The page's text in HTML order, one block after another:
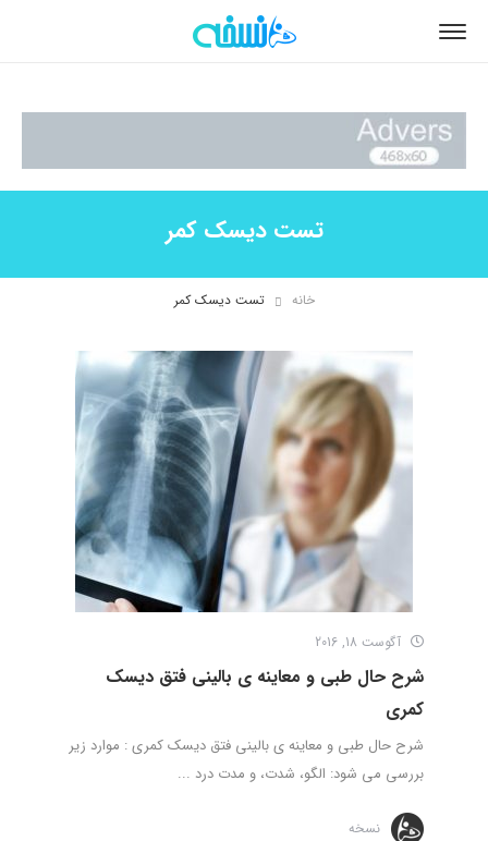
تست دیسک کمر
خانه تست دیسک کمر
آگوست 18, 2016
شرح حال طبی و معاینه ی بالینی فتق دیسک
کمری
شرح حال طبی و معاینه ی بالینی فتق دیسک کمری : موارد زیر
بررسی می شود: الگو، شدت، و مدت درد ...
نسخه